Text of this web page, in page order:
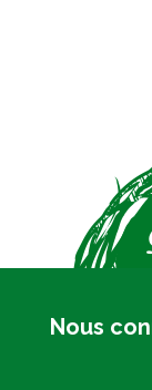
Nous